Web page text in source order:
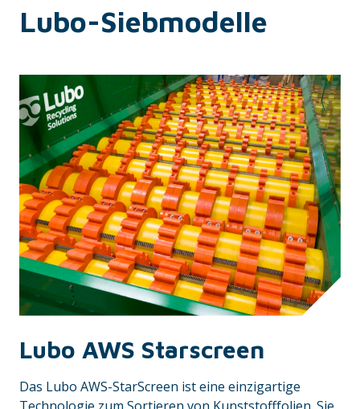
Lubo-Siebmodelle
Lubo AWS Starscreen
Das Lubo AWS-StarScreen ist eine einzigartige